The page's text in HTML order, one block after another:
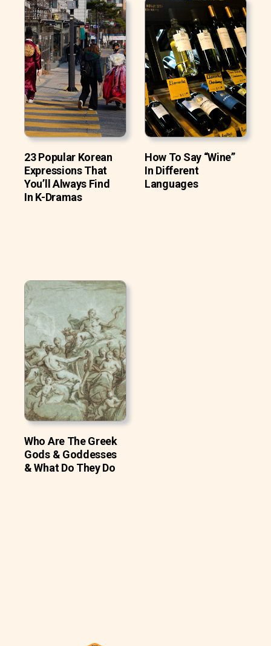
23 Popular Korean
Expressions That
You’ll Always Find
In K-Dramas
How To Say “Wine”
In Different
Languages
Who Are The Greek
Gods & Goddesses
& What Do They Do